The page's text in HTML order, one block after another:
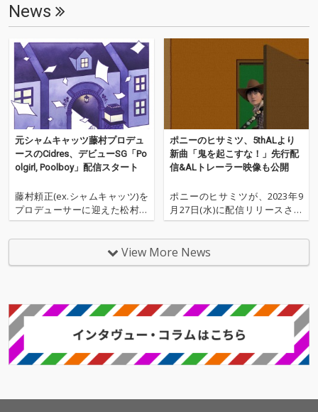
今再び自らの興味と純
真の湧き出るまま、多
様な「今の音楽」を
「成熟したジュブナイ
ル」とでもいうべき筆
致で描き出す。 ヴァ
ーサイタルなプレイで
自在な筆致のリズムを
書き込んでいく大塚の
ベース、個性を維持し
つつも繊細さと力強さ
のバランスを更に増し
た藤村のドラム、各曲
を牽引しながらその魅
力を最大限に引き出す
フレーズを配していく
の練達を経て今一度好
奇心に満ちた冒険に飛
び込んでいくような夏
タナティブ・ロック、
ロックetc.これまで彼
らが自らの音楽に混ぜ
合わせてきたそれらを
News
元シャムキャッツ藤村プロデュ
ースのCidres、デビューSG「Po
olgirl, Poolboy」配信スタート
藤村頼正(ex.シャムキャッツ)を
プロデューサーに迎えた松村諒
のソロ・プロジェクト、Cidres
(シードルズ)がデビュー。 そし
て、3月21日に1stアルバム『Yo
urland(ユアランド)』がリリー
ポニーのヒサミツ、5thALより
新曲「鬼を起こすな！」先行配
信&ALトレーラー映像も公開
ポニーのヒサミツが、2023年9
月27日(水)に配信リリースされ
る自身の本格活動10周年を飾る
5枚目のアルバム『ほうむめい
ど・かうぼうい』より、先行シ
ングル第2弾「鬼を起こす
なら感染対策」のポニーの
View More News